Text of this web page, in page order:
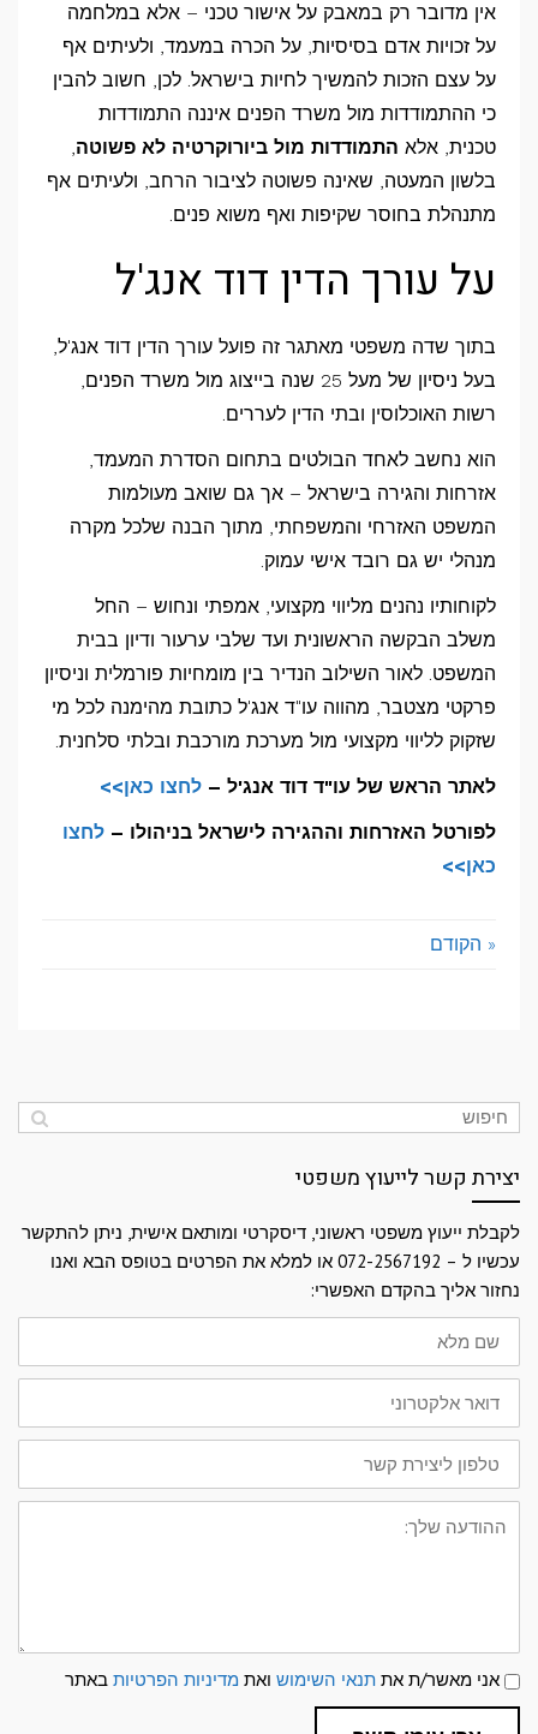
אין מדובר רק במאבק על אישור טכני – אלא במלחמה
על זכויות אדם בסיסיות, על הכרה במעמד, ולעיתים אף
על עצם הזכות להמשיך לחיות בישראל. לכן, חשוב להבין
כי ההתמודדות מול משרד הפנים איננה התמודדות
טכנית, אלא התמודדות מול ביורוקרטיה לא פשוטה,
בלשון המעטה, שאינה פשוטה לציבור הרחב, ולעיתים אף
מתנהלת בחוסר שקיפות ואף משוא פנים.
על עורך הדין דוד אנג'ל
בתוך שדה משפטי מאתגר זה פועל עורך הדין דוד אנג'ל,
בעל ניסיון של מעל 25 שנה בייצוג מול משרד הפנים,
רשות האוכלוסין ובתי הדין לעררים.
הוא נחשב לאחד הבולטים בתחום הסדרת המעמד,
אזרחות והגירה בישראל – אך גם שואב מעולמות
המשפט האזרחי והמשפחתי, מתוך הבנה שלכל מקרה
מנהלי יש גם רובד אישי עמוק.
לקוחותיו נהנים מליווי מקצועי, אמפתי ונחוש – החל
משלב הבקשה הראשונית ועד שלבי ערעור ודיון בבית
המשפט. לאור השילוב הנדיר בין מומחיות פורמלית וניסיון
פרקטי מצטבר, מהווה עו"ד אנג'ל כתובת מהימנה לכל מי
שזקוק לליווי מקצועי מול מערכת מורכבת ובלתי סלחנית.
לאתר הראש של עו"ד דוד אנג'ל – לחצו כאן>>
לפורטל האזרחות וההגירה לישראל בניהולו – לחצו
כאן>>
« הקודם
יצירת קשר לייעוץ משפטי
לקבלת ייעוץ משפטי ראשוני, דיסקרטי ומותאם אישית, ניתן להתקשר
עכשיו ל – 072-2567192 או למלא את הפרטים בטופס הבא ואנו
נחזור אליך בהקדם האפשרי:
שם
מלא
דואר
אלקטרוני
טלפון
ליצירת
קשר
ההודעה
שלך:
תנאי
שימוש
ומדיניות
פרטיות
אני מאשר/ת את תנאי השימוש ואת מדיניות הפרטיות באתר